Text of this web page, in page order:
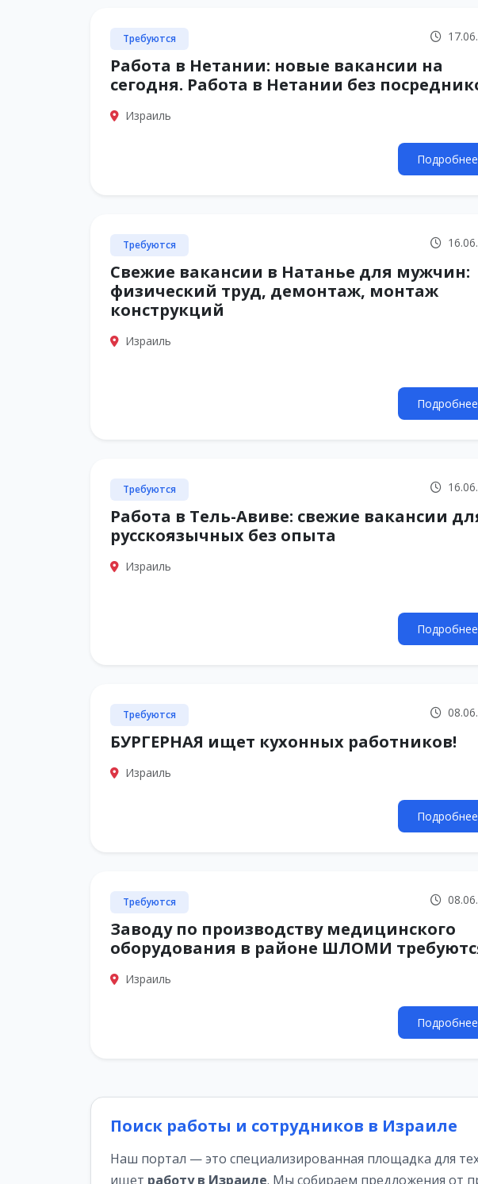
Требуются
Работа в Нетании: новые вакансии на
сегодня. Работа в Нетании без
Израиль
Подробнее
Требуются
Свежие вакансии в Натанье для мужчин:
физический труд, демонтаж, монтаж
конструкций
Израиль
Подробнее
Требуются
Работа в Тель-Авиве: свежие вакансии
русскоязычных без опыта
Израиль
Подробнее
Требуются
БУРГЕРНАЯ ищет кухонных работников!
Израиль
Подробнее
Требуются
Заводу по производству медицинского
оборудования в районе ШЛОМИ
Израиль
Подробнее
Поиск работы и сотрудников в Израиле
Наш портал — это специализированная площадка для
ищет работу в Израиле. Мы собираем предложения от